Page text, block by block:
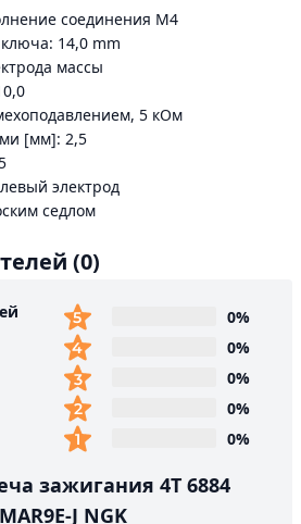
соединения М4
14,0 mm
массы
5 кОм
[мм]: 2,5
электрод
седлом
(0)
0%
0%
0%
0%
0%
зажигания 4T 6884
J NGK